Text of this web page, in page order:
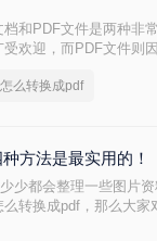
和PDF文件是两种非
欢迎，而PDF文件则
换成pdf呢？本文将介绍
么转换成pdf
方法是最实用的！
少都会整理一些图片
转换成pdf，那么大家